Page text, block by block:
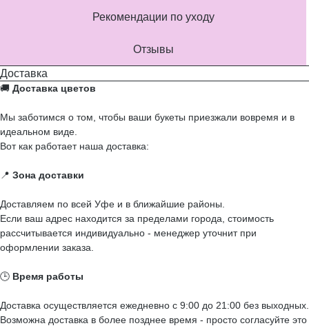
Рекомендации по уходу
Отзывы
Доставка
🚚 Доставка цветов
Мы заботимся о том, чтобы ваши букеты приезжали вовремя и в
идеальном виде.
Вот как работает наша доставка:
📍 Зона доставки
Доставляем по всей Уфе и в ближайшие районы.
Если ваш адрес находится за пределами города, стоимость
рассчитывается индивидуально - менеджер уточнит при
оформлении заказа.
🕒 Время работы
Доставка осуществляется ежедневно с 9:00 до 21:00 без выходных.
Возможна доставка в более позднее время - просто согласуйте это